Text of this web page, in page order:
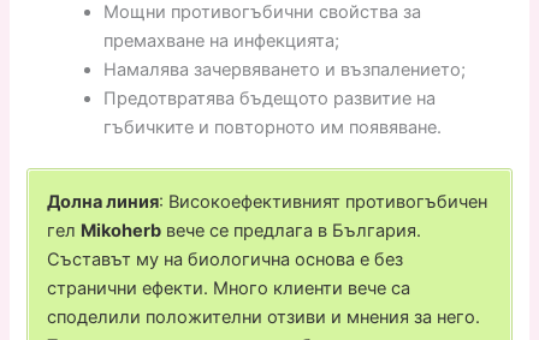
Мощни противогъбични свойства за
премахване на инфекцията;
Намалява зачервяването и възпалението;
Предотвратява бъдещото развитие на
гъбичките и повторното им появяване.
Долна линия: Високоефективният противогъбичен
гел Mikoherb вече се предлага в България.
Съставът му на биологична основа е без
странични ефекти. Много клиенти вече са
споделили положителни отзиви и мнения за него.